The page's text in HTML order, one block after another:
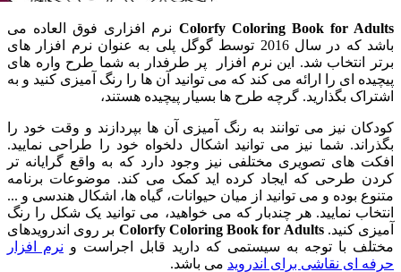
Colorfy Coloring Book forنرم افزاری فوق العاده می
باشد که در سال 2016 توسط گوگل پلی به عنوان نرم افزار های
شد. این نرم افزار پر طرفدار به شما طرح واره های
ای را ارائه می کند که می توانید آن ها را رنگ آمیزی کنید و به
بگذارید. گرچه طرح ها بسیار پیچیده هستند،
نیز می توانند به رنگ آمیزی آن ها بپردازند و وقت خود را
شما نیز می توانید اشکال دلخواه خود را طراحی نمایید.
تصویری مختلفی نیز وجود دارد که به واقع گرایانه تر
که ایجاد کرده اید کمک می کند. موضوعات برنامه
بوده و می توانید از میان حیوانات، گیاه ها، اشکال هندسی و ...
نمایید. هر چندبار که می خواهید، می توانید یک شکل را رنگ
کنید.Colorfy Coloring Book for Adultsبر روی اندرویدهای
با توجه به سیستمی که دارید قابل اجراست ونرم افزار
نقاشی برای اندروید می باشد.